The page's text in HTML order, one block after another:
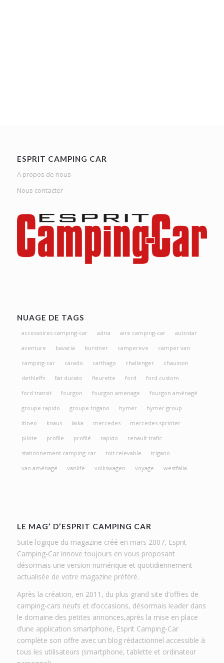
ESPRIT CAMPING CAR
A propos de nous
Nous contacter
NUAGE DE TAGS
accessoires camping-car adria aire camping-car
autostar
aventure
bavaria burstner campereve
camper van
camping-car
carado carthago challenger
chausson
dethleffs
fiat ducato fleurette ford
ford custom
ford transit
fourgon fourgon amenage
fourgon aménagé
groupe rapido
groupe trigano hymer
hymer group
itineo
knaus laika mercedes
mercedes sprinter
pilote
profile profilé rapido
renault trafic
stationnement camping-car
toit relevable
trigano
van aménagé
vanlife volkswagen voyage westfalia
LE MAG’ D’ESPRIT CAMPING CAR
Suite logique du magazine créé en mars 2007, Esprit
Camping-Car innove toujours en vous proposant
désormais une version numérique et quotidiennement
actualisée de votre magazine préféré.
Après la création, en 2011, du plus grand site d’offres de
camping-cars neufs et d’occasions, désormais leader dans
le domaine des petites annonces,après la mise en place
d’une application smartphone, Esprit Camping-Car
complète son offre avec un blog rédactionnel accessible à
tous les utilisateurs (smartphone, tablette et ordinateur